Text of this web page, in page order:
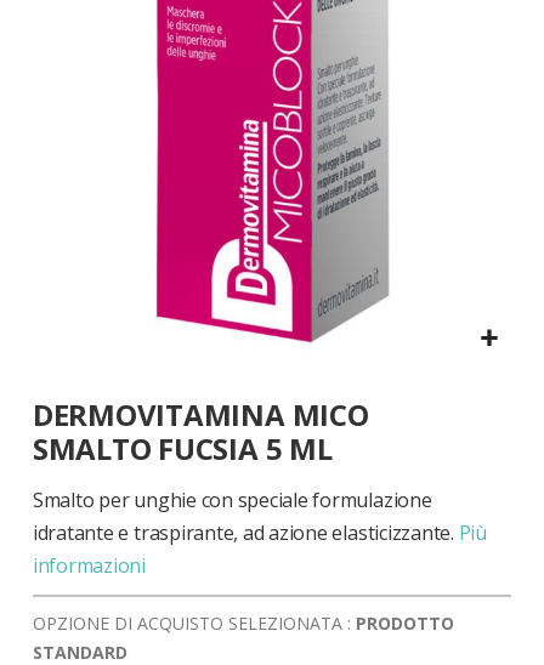
all'inizio
della
galleria
di
immagini
DERMOVITAMINA MICO
SMALTO FUCSIA 5 ML
Smalto per unghie con speciale formulazione
idratante e traspirante, ad azione elasticizzante. Più
informazioni
OPZIONE DI ACQUISTO SELEZIONATA : PRODOTTO
STANDARD